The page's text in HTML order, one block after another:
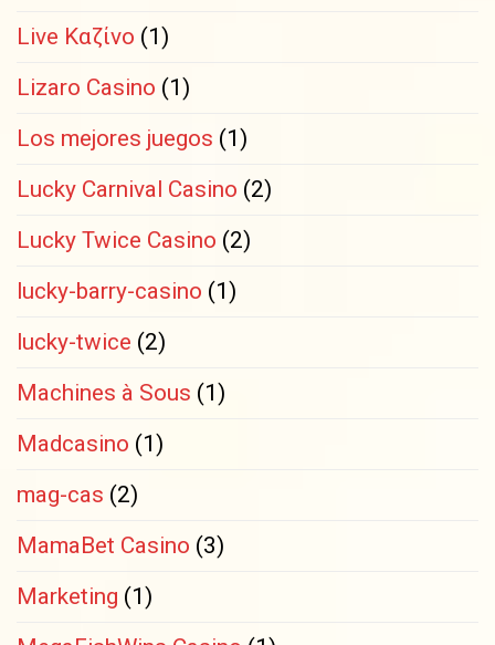
Live Καζίνο (1)
Lizaro Casino (1)
Los mejores juegos (1)
Lucky Carnival Casino (2)
Lucky Twice Casino (2)
lucky-barry-casino (1)
lucky-twice (2)
Machines à Sous (1)
Madcasino (1)
mag-cas (2)
MamaBet Casino (3)
Marketing (1)